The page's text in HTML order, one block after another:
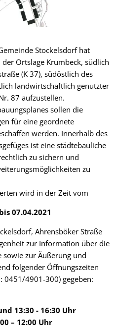
Stockelsdorf hat
Ortslage Krumbeck, südlich
(K 37), südöstlich des
landwirtschaftlich genutzter
87 aufzustellen.
sollen die
für eine geordnete
werden. Innerhalb des
ist eine städtebauliche
zu sichern und
zu
wird in der Zeit vom
07.04.2021
Ahrensböker Straße
zur Information über die
sowie zur Äußerung und
folgender Öffnungszeiten
0451/4901-300) gegeben:
13:30 - 16:30 Uhr
– 12:00 Uhr